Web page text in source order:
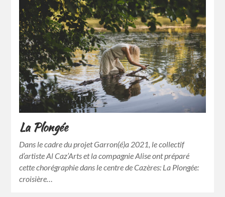
La Plongée
Dans le cadre du projet Garron(é)a 2021, le collectif
d’artiste Al Caz’Arts et la compagnie Alise ont préparé
cette chorégraphie dans le centre de Cazères: La Plongée:
croisière…